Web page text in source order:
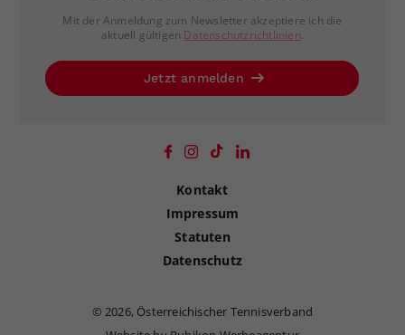
Mit der Anmeldung zum Newsletter akzeptiere ich die
aktuell gültigen Datenschutzrichtlinien.
Jetzt anmelden
Kontakt
Impressum
Statuten
Datenschutz
©2026, Österreichischer Tennisverband